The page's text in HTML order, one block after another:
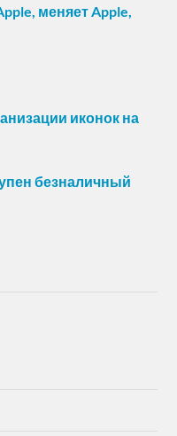
меняет Apple,
иконок на
безналичный